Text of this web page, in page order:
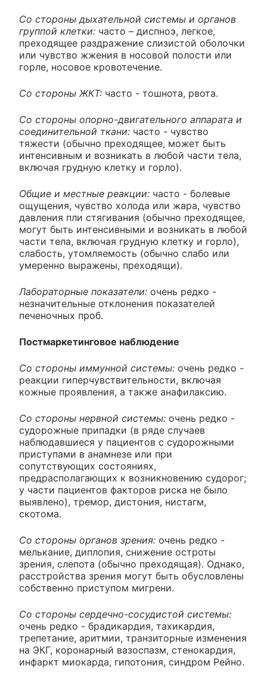
Со стороны дыхательной системы и органов
группой клетки: часто – диспноэ, легкое,
преходящее раздражение слизистой оболочки
или чувство жжения в носовой полости или
горле, носовое кровотечение.
Со стороны ЖКТ: часто - тошнота, рвота.
Со стороны опорно-двигательного аппарата и
соединительной ткани: часто - чувство
тяжести (обычно преходящее, может быть
интенсивным и возникать в любой части тела,
включая грудную клетку и горло).
Общие и местные реакции: часто - болевые
ощущения, чувство холода или жара, чувство
давления пли стягивания (обычно преходящее,
могут быть интенсивными и возникать в любой
части тела, включая грудную клетку и горло),
слабость, утомляемость (обычно слабо или
умеренно выражены, преходящи).
Лабораторные показатели: очень редко -
незначительные отклонения показателей
печеночных проб.
Постмаркетинговое наблюдение
Со стороны иммунной системы: очень редко -
реакции гиперчувствительности, включая
кожные проявления, а также анафилаксию.
Со стороны нервной системы: очень редко -
судорожные припадки (в ряде случаев
наблюдавшиеся у пациентов с судорожными
приступами в анамнезе или при
сопутствующих состояниях,
предрасполагающих к возникновению судорог;
у части пациентов факторов риска не было
выявлено), тремор, дистония, нистагм,
скотома.
Со стороны органов зрения: очень редко -
мелькание, диплопия, снижение остроты
зрения, слепота (обычно преходящая). Однако,
расстройства зрения могут быть обусловлены
собственно приступом мигрени.
Со стороны сердечно-сосудистой системы:
очень редко - брадикардия, тахикардия,
трепетание, аритмии, транзиторные изменения
на ЭКГ, коронарный вазоспазм, стенокардия,
инфаркт миокарда, гипотония, синдром Рейно.